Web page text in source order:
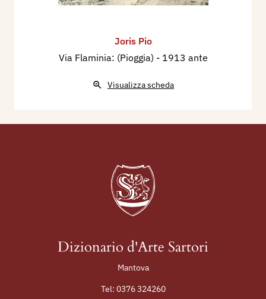
Joris Pio
Via Flaminia: (Pioggia) - 1913 ante
Visualizza scheda
Dizionario d'Arte Sartori
Mantova
Tel: 0376 324260